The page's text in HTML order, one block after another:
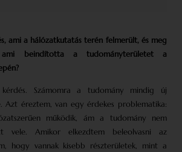
ami a hálózat­kutatás terén felmerült, és meg
ami beindította a tudományterületet a
Számomra a tudomány mindig új
Azt éreztem, van egy érdekes problematika:
működik, ám a tudomány nem
vele. Amikor elkezdtem beleolvasni az
hogy vannak kisebb részterületek, mint a